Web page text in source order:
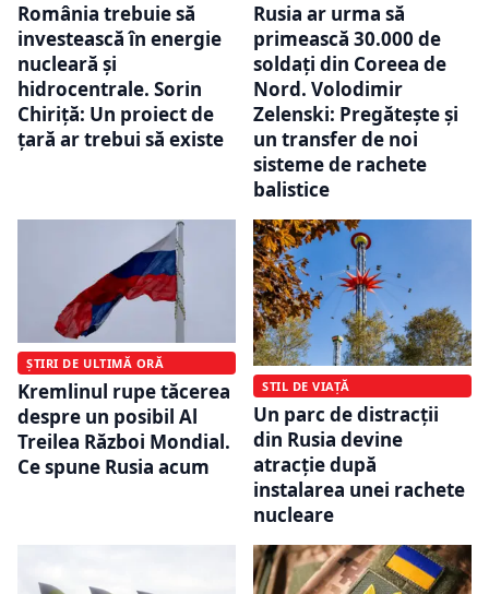
România trebuie să
investească în energie
nucleară și
hidrocentrale. Sorin
Chiriță: Un proiect de
țară ar trebui să existe
Rusia ar urma să
primească 30.000 de
soldați din Coreea de
Nord. Volodimir
Zelenski: Pregăteşte și
un transfer de noi
sisteme de rachete
balistice
ȘTIRI DE ULTIMĂ ORĂ
Kremlinul rupe tăcerea
despre un posibil Al
Treilea Război Mondial.
Ce spune Rusia acum
STIL DE VIAȚĂ
Un parc de distracții
din Rusia devine
atracție după
instalarea unei rachete
nucleare